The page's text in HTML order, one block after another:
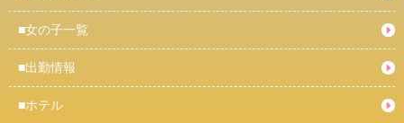
■女の子一覧
■出勤情報
■ホテル